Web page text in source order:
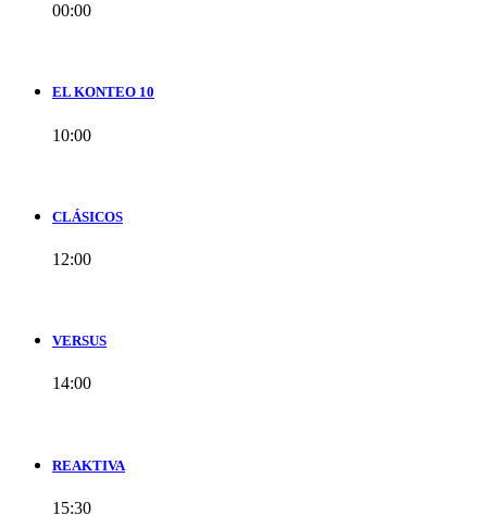
00:00
EL KONTEO 10
10:00
CLÁSICOS
12:00
VERSUS
14:00
REAKTIVA
15:30